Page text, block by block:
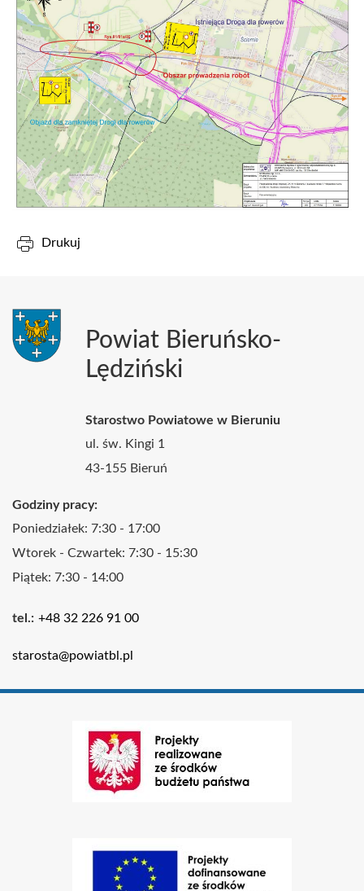
Drukuj
Powiat Bieruńsko-
Lędziński
Starostwo Powiatowe w Bieruniu
ul. św. Kingi 1
43-155 Bieruń
Godziny pracy:
Poniedziałek: 7:30 - 17:00
Wtorek - Czwartek: 7:30 - 15:30
Piątek: 7:30 - 14:00
Kontakt
tel. +48 32 226 91 00
e-
starosta@powiatbl.pl